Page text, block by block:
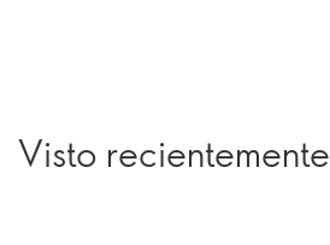
Visto recientemente